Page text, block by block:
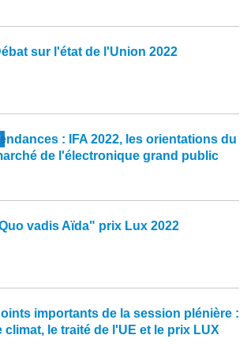
sur l'état de l'Union 2022
: IFA 2022, les orientations du
de l'électronique grand public
vadis Aïda" prix Lux 2022
importants de la session plénière :
climat, le traité de l'UE et le prix LUX